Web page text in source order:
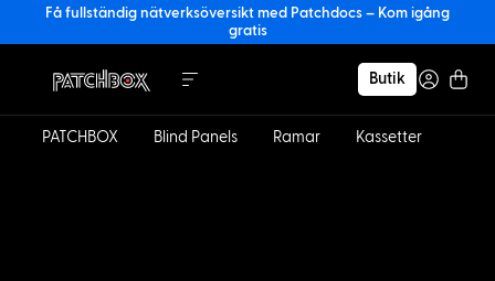
Få fullständig nätverksöversikt med Patchdocs – Kom igång
gratis
Butik
PATCHBOX Blind Panels Ramar Kassetter